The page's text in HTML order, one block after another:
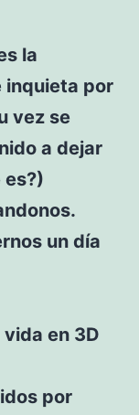
la
inquieta por
vez se
a dejar
es?)
un día
en 3D
por